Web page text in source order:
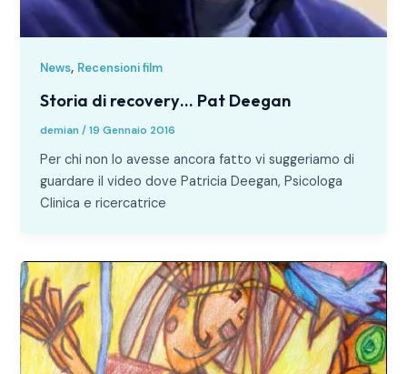
News, Recensioni film
Storia di recovery… Pat Deegan
demian/19 Gennaio 2016
Per chi non lo avesse ancora fatto vi suggeriamo di
guardare il video dove Patricia Deegan, Psicologa
Clinica e ricercatrice